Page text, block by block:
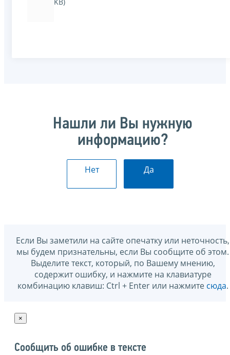
Нашли ли Вы нужную
информацию?
Нет Да
Если Вы заметили на сайте опечатку или неточность,
мы будем признательны, если Вы сообщите об этом.
Выделите текст, который, по Вашему мнению,
содержит ошибку, и нажмите на клавиатуре
комбинацию клавиш: Ctrl + Enter или нажмите сюда.
×
Сообщить об ошибке в тексте